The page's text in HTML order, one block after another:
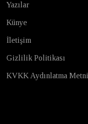
Yazılar
Künye
İletişim
Gizlilik Politikası
KVKK Aydınlatma Metni